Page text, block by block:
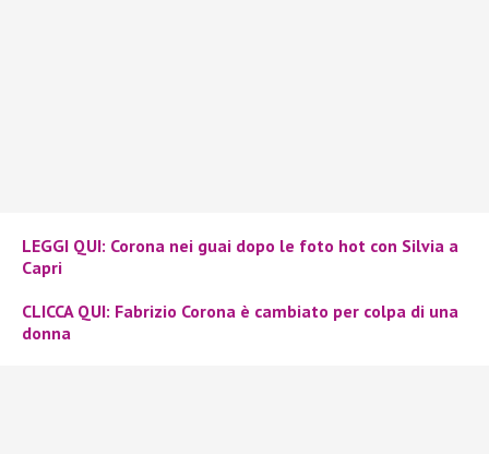
LEGGI QUI: Corona nei guai dopo le foto hot con Silvia a
Capri
CLICCA QUI: Fabrizio Corona è cambiato per colpa di una
donna